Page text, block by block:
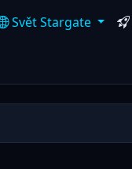
Svět Stargate